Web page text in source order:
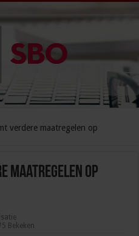
verdere maatregelen op
maatregelen op
Bekeken